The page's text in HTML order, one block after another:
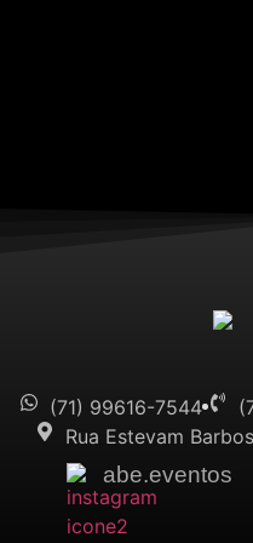
(71) 99616-7544
Rua Estevam
abe.eventos